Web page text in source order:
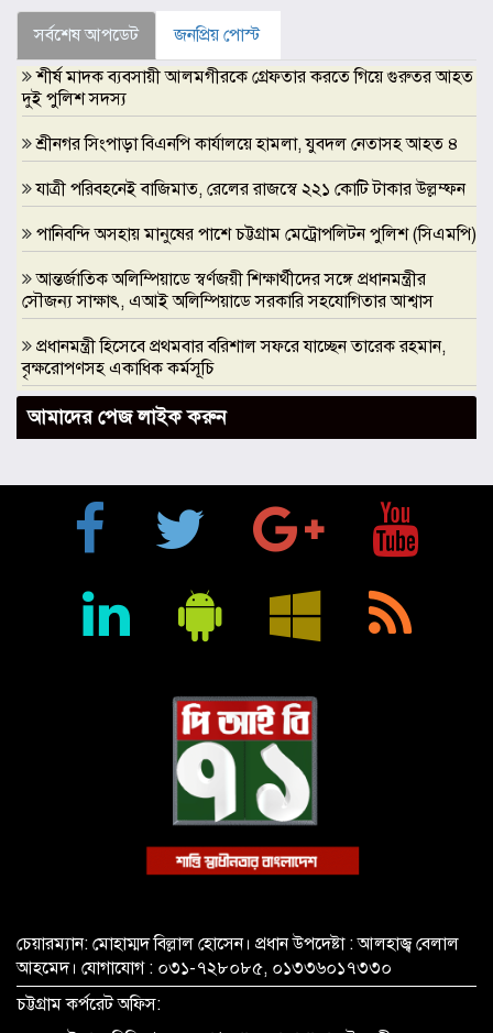
সর্বশেষ আপডেট
জনপ্রিয় পোস্ট
শীর্ষ মাদক ব্যবসায়ী আলমগীরকে গ্রেফতার করতে গিয়ে গুরুতর আহত
দুই পুলিশ সদস্য
শ্রীনগর সিংপাড়া বিএনপি কার্যালয়ে হামলা, যুবদল নেতাসহ আহত ৪
যাত্রী পরিবহনেই বাজিমাত, রেলের রাজস্বে ২২১ কোটি টাকার উল্লম্ফন
পানিবন্দি অসহায় মানুষের পাশে চট্টগ্রাম মেট্রোপলিটন পুলিশ (সিএমপি)
আন্তর্জাতিক অলিম্পিয়াডে স্বর্ণজয়ী শিক্ষার্থীদের সঙ্গে প্রধানমন্ত্রীর
সৌজন্য সাক্ষাৎ, এআই অলিম্পিয়াডে সরকারি সহযোগিতার আশ্বাস
প্রধানমন্ত্রী হিসেবে প্রথমবার বরিশাল সফরে যাচ্ছেন তারেক রহমান,
বৃক্ষরোপণসহ একাধিক কর্মসূচি
ঢাকা মেডিকেলকে গবেষণা, উদ্ভাবন ও মানবিক নেতৃত্বের আন্তর্জাতিক
প্রতিষ্ঠানে রূপান্তরের আহ্বান ডা. জুবাইদা রহমানের
মুক্তিযুদ্ধে ইস্ট বেঙ্গল রেজিমেন্টের গৌরবোজ্জ্বল ভূমিকা ইতিহাসের
অবিচ্ছেদ্য অধ্যায়: স্পিকার হাফিজ উদ্দিন আহমদ বীর বিক্রম
শিক্ষা প্রতিষ্ঠান জ্ঞানের বাতিঘর, শিক্ষকরা সেই আলোর বাহক: তথ্যমন্ত্রী
বায়েজিদ বোস্তামী থানার অভিযানে নিষিদ্ধ ঘোষিত আ. লীগের কর্মী
আমাদের পেজ লাইক করুন
চেয়ারম্যান: মোহাম্মদ বিল্লাল হোসেন। প্রধান উপদেষ্টা : আলহাজ্ব বেলাল
আহমেদ। যোগাযোগ : ০৩১-৭২৮০৮৫, ০১৩৩৬০১৭৩৩০
চট্টগ্রাম কর্পরেট অফিস: